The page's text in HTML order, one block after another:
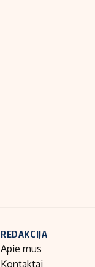
REDAKCIJA
Apie mus
Kontaktai